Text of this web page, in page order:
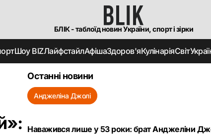
БЛІК - таблоїд новин України, спорт і зірки
Шоу BIZЛайфстайлАфішаЗдоров'яКулінаріяСвіт
Останні новини
Анджеліна Джолі
Наважився лише у 53 роки: брат Анджеліни